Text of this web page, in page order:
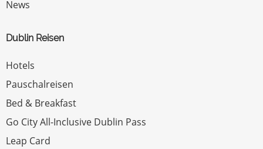
News
Dublin Reisen
Hotels
Pauschalreisen
Bed & Breakfast
Go City All-Inclusive Dublin Pass
Leap Card